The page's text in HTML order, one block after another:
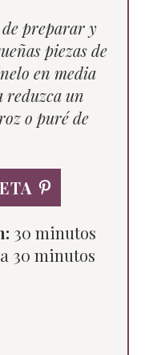
preparar y
piezas de
en media
reduzca un
o puré de
30 minutos
30 minutos